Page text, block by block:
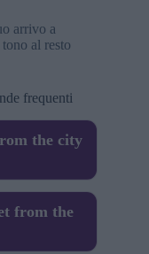
arrivo a
al resto
frequenti
the city
The
on
from the